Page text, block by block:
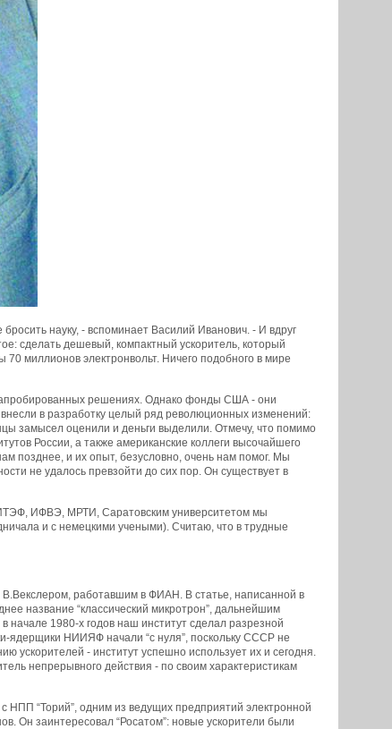
науку, - вспоминает Василий Иванович. - И вдруг
сделать дешевый, компактный ускоритель, который
миллионов электронвольт. Ничего подобного в мире
апробированных решениях. Однако фонды США - они
в разработку целый ряд революционных изменений:
замысел оценили и деньги выделили. Отмечу, что помимо
России, а также американские коллеги высочайшего
позднее, и их опыт, безусловно, очень нам помог. Мы
не удалось превзойти до сих пор. Он существует в
ИФВЭ, МРТИ, Саратовским университетом мы
и с немецкими учеными). Считаю, что в трудные
работавшим в ФИАН. В статье, написанной в
название “классический микротрон”, дальнейшим
1980-х годов наш институт сделал разрезной
ядерщики НИИЯФ начали “с нуля”, поскольку СССР не
- институт успешно использует их и сегодня.
непрерывного действия - по своим характеристикам
НПП “Торий”, одним из ведущих предприятий электронной
Он заинтересовал “Росатом”: новые ускорители были